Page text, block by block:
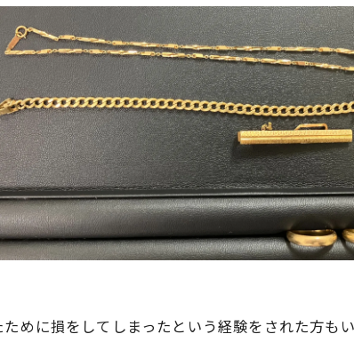
めに損をしてしまったという経験をされた方も